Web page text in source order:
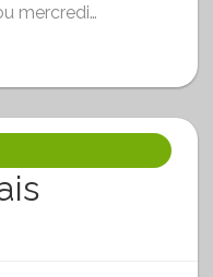
mercredi…